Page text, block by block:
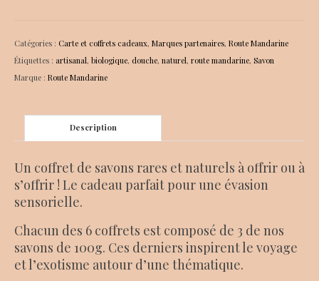
"On
dirait
le
Catégories : Carte et coffrets cadeaux, Marques partenaires, Route Mandarine
Étiquettes : artisanal, biologique, douche, naturel, route mandarine, Savon
Marque : Route Mandarine
Description
Un coffret de savons rares et naturels à offrir ou à
s’offrir ! Le cadeau parfait pour une évasion
sensorielle.
Chacun des 6 coffrets est composé de 3 de nos
savons de 100g. Ces derniers inspirent le voyage
et l’exotisme autour d’une thématique.